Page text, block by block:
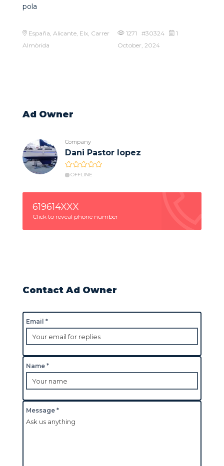
pola
España, Alicante, Elx, Carrer
Almòrida
1271 #30324
1
October, 2024
Ad Owner
Company
Dani Pastor lopez
OFFLINE
619614XXX
Click to reveal phone number
Contact Ad Owner
Email *
Name *
Message *